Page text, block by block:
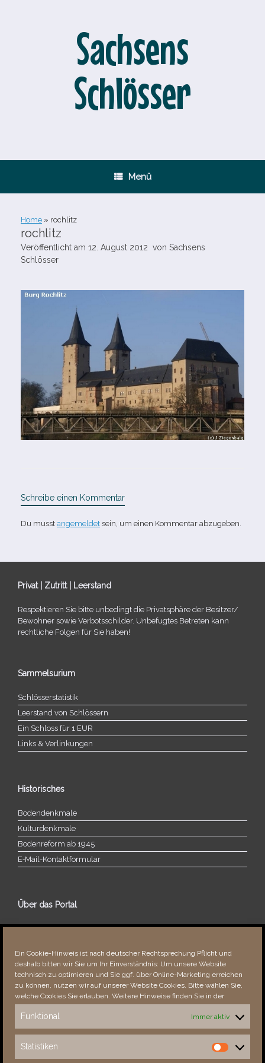
Ein Cookie-Hinweis ist nach deutscher Rechtsprechung Pflicht und
deshalb bitten wir Sie um Ihr Einverständnis: Um unsere Website
technisch zu optimieren und Sie ggf. über Online-Marketing erreichen
zu können, nutzen wir auf unserer Website Cookies. Bitte wählen Sie,
welche Cookies Sie erlauben. Weitere Hinweise finden Sie in der
Funktional Immer aktiv
Statistiken
Statistiken
Sachsens
Schlösser
Menü
Home » rochlitz
rochlitz
Veröffentlicht am 12. August 2012 von Sachsens
Schlösser
Schreibe einen Kommentar
Du musst angemeldet sein, um einen Kommentar abzugeben.
Privat | Zutritt | Leerstand
Respektieren Sie bitte unbe­dingt die Privatsphäre der Besitzer/​
Bewohner sowie Verbotsschilder. Unbefugtes Betreten kann
recht­li­che Folgen für Sie haben!
Sammelsurium
Schlösserstatistik
Leerstand von Schlössern
Ein Schloss für 1 EUR
Links & Verlinkungen
Historisches
Bodendenkmale
Kulturdenkmale
Bodenreform ab 1945
E‑Mail-​​Kontaktformular
Über das Portal
Über dieses Portal
Fehler bemerkt?
Besucher seit 08/​2021